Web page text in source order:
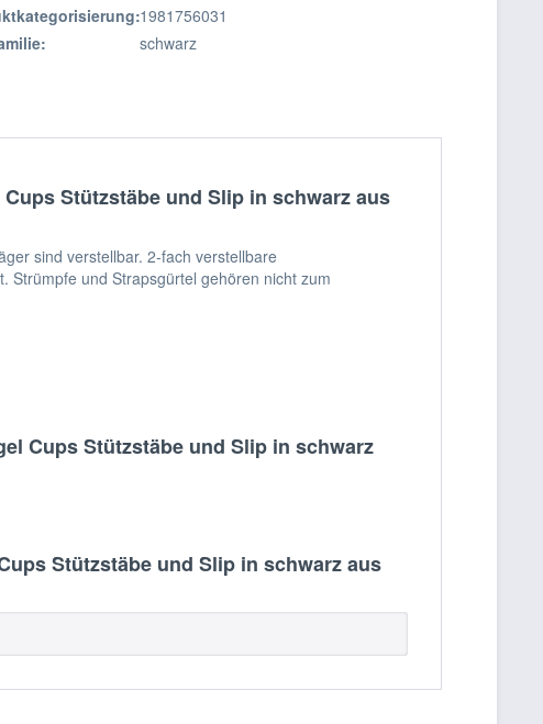
1981756031
schwarz
Stützstäbe und Slip in schwarz aus
sind verstellbar. 2-fach verstellbare
Strümpfe und Strapsgürtel gehören nicht zum
Cups Stützstäbe und Slip in schwarz
Stützstäbe und Slip in schwarz aus